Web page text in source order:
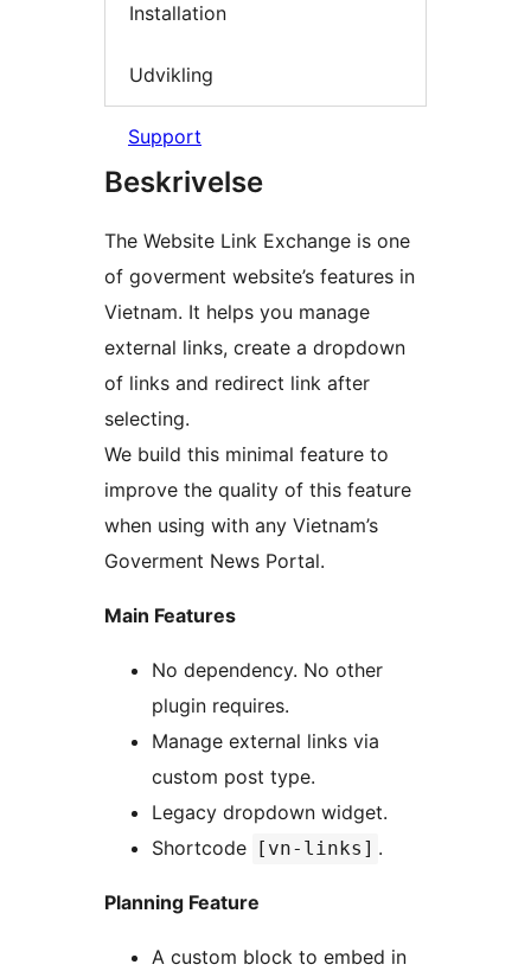
Installation
Udvikling
Support
Beskrivelse
The Website Link Exchange is one
of goverment website’s features in
Vietnam. It helps you manage
external links, create a dropdown
of links and redirect link after
selecting.
We build this minimal feature to
improve the quality of this feature
when using with any Vietnam’s
Goverment News Portal.
Main Features
No dependency. No other
plugin requires.
Manage external links via
custom post type.
Legacy dropdown widget.
Shortcode
[vn-links] .
Planning Feature
A custom block to embed in